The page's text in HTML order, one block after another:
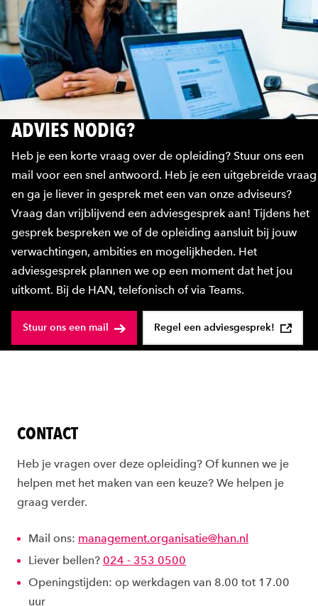
ADVIES NODIG?
Heb je een korte vraag over de opleiding? Stuur ons een
mail voor een snel antwoord. Heb je een uitgebreide vraag
en ga je liever in gesprek met een van onze adviseurs?
Vraag dan vrijblijvend een adviesgesprek aan! Tijdens het
gesprek bespreken we of de opleiding aansluit bij jouw
verwachtingen, ambities en mogelijkheden. Het
adviesgesprek plannen we op een moment dat het jou
uitkomt. Bij de HAN, telefonisch of via Teams.
Stuur ons een mail Regel een adviesgesprek!
CONTACT
Heb je vragen over deze opleiding? Of kunnen we je
helpen met het maken van een keuze? We helpen je
graag verder.
Mail ons: management.organisatie@han.nl
Liever bellen? 024 - 353 0500
Openingstijden: op werkdagen van 8.00 tot 17.00
uur